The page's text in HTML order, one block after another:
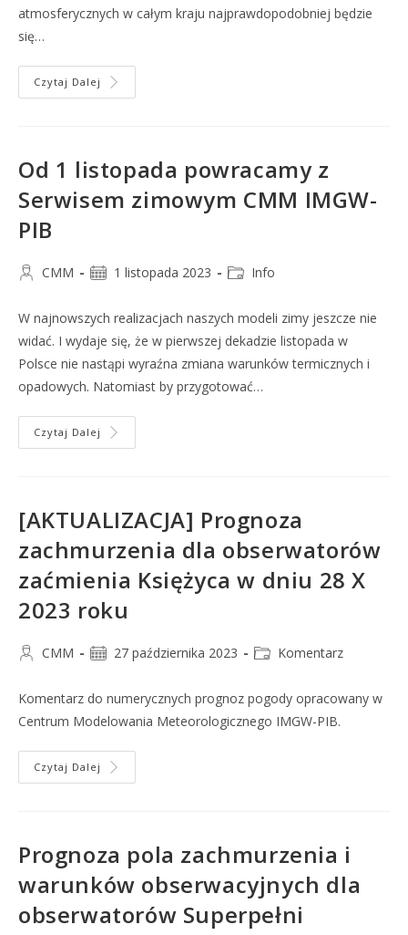
atmosferycznych w całym kraju najprawdopodobniej będzie
się…
Czytaj Dalej
Od 1 listopada powracamy z
Serwisem zimowym CMM IMGW-
PIB
CMM 1 listopada 2023 Info
W najnowszych realizacjach naszych modeli zimy jeszcze nie
widać. I wydaje się, że w pierwszej dekadzie listopada w
Polsce nie nastąpi wyraźna zmiana warunków termicznych i
opadowych. Natomiast by przygotować…
Czytaj Dalej
[AKTUALIZACJA] Prognoza
zachmurzenia dla obserwatorów
zaćmienia Księżyca w dniu 28 X
2023 roku
CMM 27 października 2023 Komentarz
Komentarz do numerycznych prognoz pogody opracowany w
Centrum Modelowania Meteorologicznego IMGW-PIB.
Czytaj Dalej
Prognoza pola zachmurzenia i
warunków obserwacyjnych dla
obserwatorów Superpełni